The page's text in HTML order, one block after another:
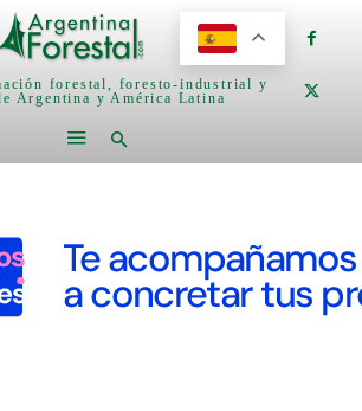
forestal, foresto-industrial y
Argentina y América Latina